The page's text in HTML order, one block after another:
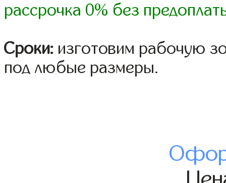
рассрочка 0% без
Сроки: изготовим рабочую
под любые размеры.